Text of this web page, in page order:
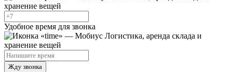
Удобное время для звонка
Жду звонка